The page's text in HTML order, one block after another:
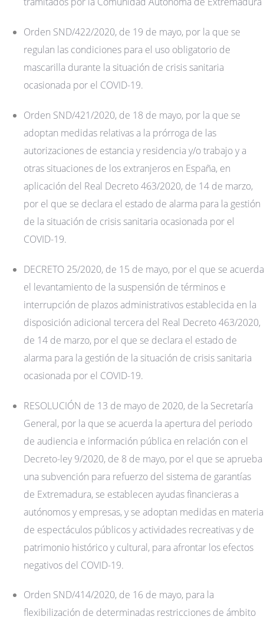
Orden SND/422/2020, de 19 de mayo, por la que se
regulan las condiciones para el uso obligatorio de
mascarilla durante la situación de crisis sanitaria
ocasionada por el COVID-19.
Orden SND/421/2020, de 18 de mayo, por la que se
adoptan medidas relativas a la prórroga de las
autorizaciones de estancia y residencia y/o trabajo y a
otras situaciones de los extranjeros en España, en
aplicación del Real Decreto 463/2020, de 14 de marzo,
por el que se declara el estado de alarma para la gestión
de la situación de crisis sanitaria ocasionada por el
COVID-19.
DECRETO 25/2020, de 15 de mayo, por el que se acuerda
el levantamiento de la suspensión de términos e
interrupción de plazos administrativos establecida en la
disposición adicional tercera del Real Decreto 463/2020,
de 14 de marzo, por el que se declara el estado de
alarma para la gestión de la situación de crisis sanitaria
ocasionada por el COVID-19.
RESOLUCIÓN de 13 de mayo de 2020, de la Secretaría
General, por la que se acuerda la apertura del periodo
de audiencia e información pública en relación con el
Decreto-ley 9/2020, de 8 de mayo, por el que se aprueba
una subvención para refuerzo del sistema de garantías
de Extremadura, se establecen ayudas financieras a
autónomos y empresas, y se adoptan medidas en materia
de espectáculos públicos y actividades recreativas y de
patrimonio histórico y cultural, para afrontar los efectos
negativos del COVID-19.
Orden SND/414/2020, de 16 de mayo, para la
flexibilización de determinadas restricciones de ámbito